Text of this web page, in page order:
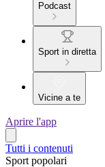
Podcast
Sport in diretta
Vicine a te
Aprire l'app
Tutti i contenuti
Sport popolari